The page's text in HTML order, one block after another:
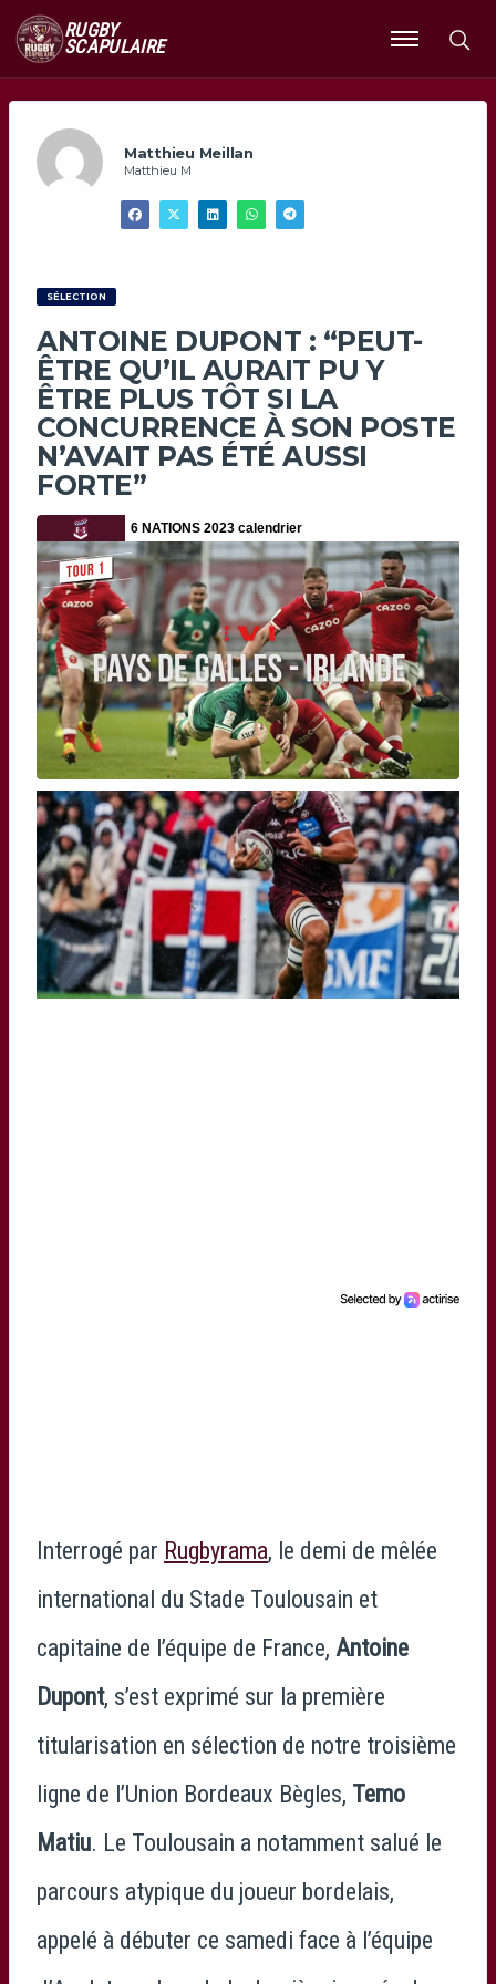
RUGBY
SCAPULAIRE
Ouvrir
le
Matthieu Meillan
Matthieu M
SÉLECTION
ANTOINE DUPONT : “PEUT-
ÊTRE QU’IL AURAIT PU Y
ÊTRE PLUS TÔT SI LA
CONCURRENCE À SON POSTE
N’AVAIT PAS ÉTÉ AUSSI
FORTE”
Interrogé par Rugbyrama, le demi de mêlée
international du Stade Toulousain et
capitaine de l’équipe de France, Antoine
Dupont, s’est exprimé sur la première
titularisation en sélection de notre troisième
ligne de l’Union Bordeaux Bègles, Temo
Matiu. Le Toulousain a notamment salué le
parcours atypique du joueur bordelais,
appelé à débuter ce samedi face à l’équipe